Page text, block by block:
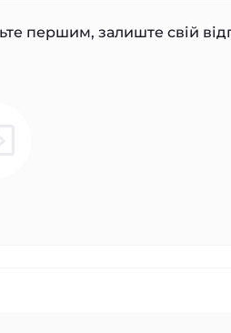
першим, залиште свій